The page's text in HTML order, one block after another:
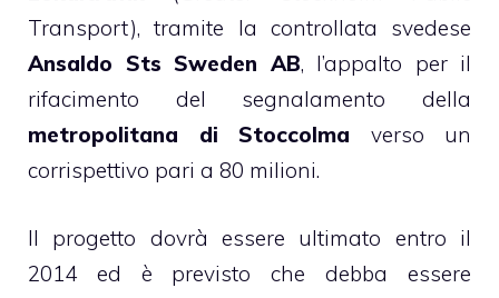
Transport), tramite la controllata svedese
Ansaldo Sts Sweden AB, l’appalto per il
rifacimento del segnalamento della
metropolitana di Stoccolma verso un
corrispettivo pari a 80 milioni.
Il progetto dovrà essere ultimato entro il
2014 ed è previsto che debba essere